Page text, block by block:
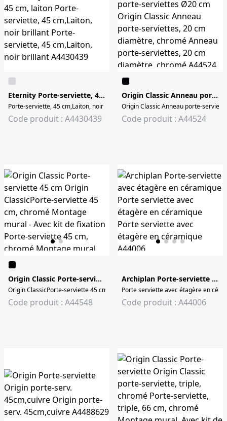
Eternity Porte-serviette, 45 cm, laiton
Porte-serviette, 45 cm,Laiton, noir brillant Porte-serviette, 45 cm,Laiton, noir
Code produit : A4430439
Origin Classic Anneau porte-serviettes Ø20 cm
Origin Classic Anneau porte-
Code produit : A44524
Origin Classic Porte-serviette 45 cm
Origin ClassicPorte-serviette 45 cm, chromé Montage mural - Avec kit de
Code produit : A44548
Archiplan Porte-serviette avec étagère en céramique
Porte serviette avec étagère en
Code produit : A44006